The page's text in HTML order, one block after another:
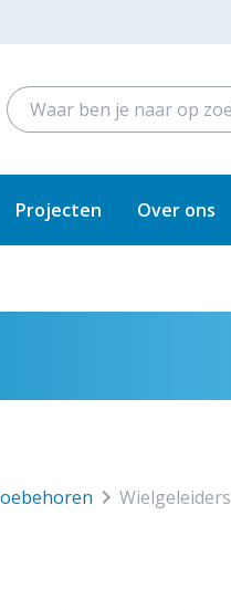
Projecten Over ons
toebehoren wielgeleiders